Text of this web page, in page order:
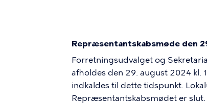
Repræsentantskabsmøde den
Forretningsudvalget og
afholdes den 29. august 2024 kl.
indkaldes til dette tidspunkt.
Repræsentantskabsmødet er